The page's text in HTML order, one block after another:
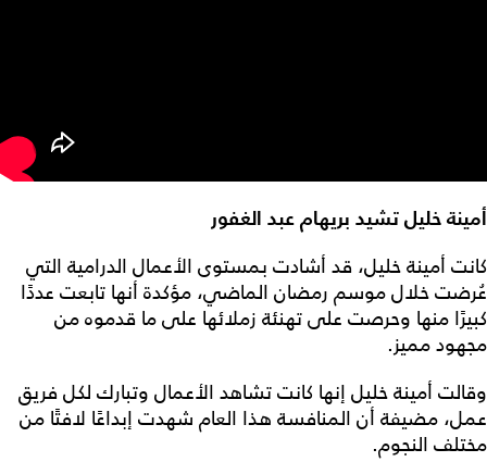
أمينة خليل تشيد بريهام عبد الغفور
كانت أمينة خليل، قد أشادت بمستوى الأعمال الدرامية التي
عُرضت خلال موسم رمضان الماضي، مؤكدة أنها تابعت عددًا
كبيرًا منها وحرصت على تهنئة زملائها على ما قدموه من
مجهود مميز.
وقالت أمينة خليل إنها كانت تشاهد الأعمال وتبارك لكل فريق
عمل، مضيفة أن المنافسة هذا العام شهدت إبداعًا لافتًا من
مختلف النجوم.